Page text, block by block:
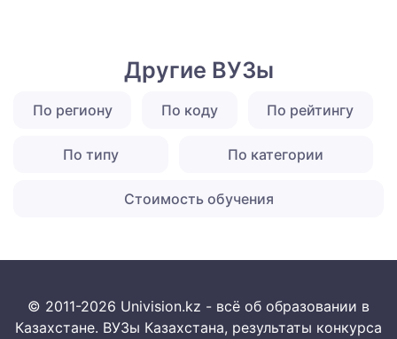
Другие ВУЗы
По региону По коду По рейтингу
По типу По категории
Стоимость обучения
© 2011-2026 Univision.kz - всё об образовании в
Казахстане. ВУЗы Казахстана, результаты конкурса